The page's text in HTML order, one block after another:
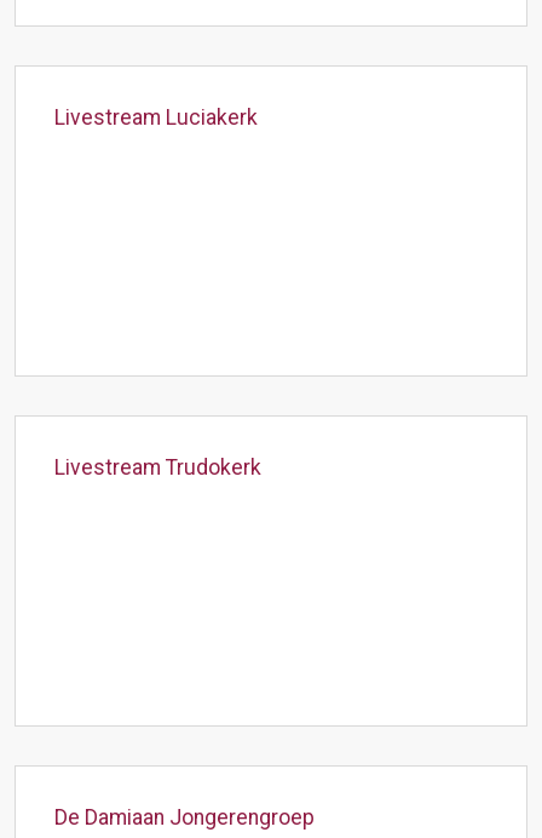
Livestream Luciakerk
Livestream Trudokerk
De Damiaan Jongerengroep